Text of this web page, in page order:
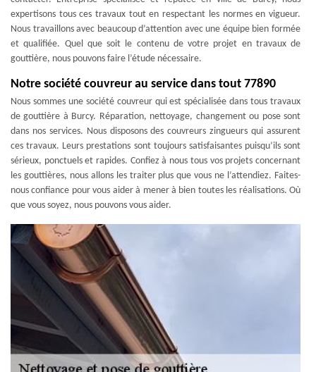
expertisons tous ces travaux tout en respectant les normes en vigueur.
Nous travaillons avec beaucoup d’attention avec une équipe bien formée
et qualifiée. Quel que soit le contenu de votre projet en travaux de
gouttière, nous pouvons faire l’étude nécessaire.
Notre société couvreur au service dans tout 77890
Nous sommes une société couvreur qui est spécialisée dans tous travaux
de gouttière à Burcy. Réparation, nettoyage, changement ou pose sont
dans nos services. Nous disposons des couvreurs zingueurs qui assurent
ces travaux. Leurs prestations sont toujours satisfaisantes puisqu’ils sont
sérieux, ponctuels et rapides. Confiez à nous tous vos projets concernant
les gouttières, nous allons les traiter plus que vous ne l’attendiez. Faites-
nous confiance pour vous aider à mener à bien toutes les réalisations. Où
que vous soyez, nous pouvons vous aider.